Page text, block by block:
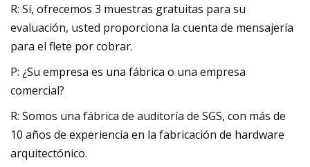
R: Sí, ofrecemos 3 muestras gratuitas para su
evaluación, usted proporciona la cuenta de mensajería
para el flete por cobrar.
P: ¿Su empresa es una fábrica o una empresa
comercial?
R: Somos una fábrica de auditoría de SGS, con más de
10 años de experiencia en la fabricación de hardware
arquitectónico.